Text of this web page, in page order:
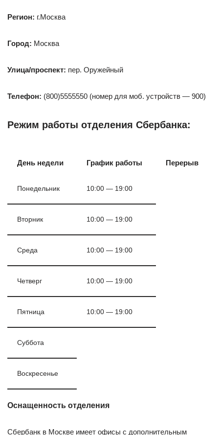
Регион: г.Москва
Город: Москва
Улица/проспект: пер. Оружейный
Телефон: (800)5555550 (номер для моб. устройств — 900)
Режим работы отделения Сбербанка:
День недели График работы Перерыв
Понедельник 10:00 — 19:00
Вторник 10:00 — 19:00
Среда 10:00 — 19:00
Четверг 10:00 — 19:00
Пятница 10:00 — 19:00
Суббота
Воскресенье
Оснащенность отделения
Сбербанк в Москве имеет офисы с дополнительным